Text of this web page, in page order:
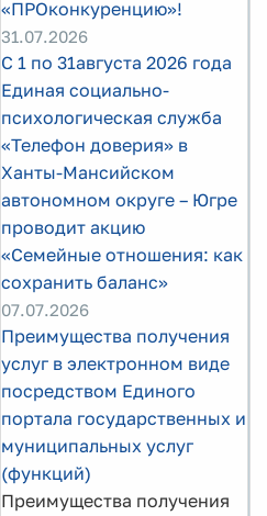
«ПРОконкуренцию»!
31.07.2026
С 1 по 31августа 2026 года
Единая социально-
психологическая служба
«Телефон доверия» в
Ханты-Мансийском
автономном округе – Югре
проводит акцию
«Семейные отношения: как
сохранить баланс»
07.07.2026
Преимущества получения
услуг в электронном виде
посредством Единого
портала государственных и
муниципальных услуг
(функций)
Преимущества получения